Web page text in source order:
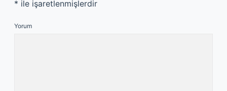
* ile işaretlenmişlerdir
Yorum